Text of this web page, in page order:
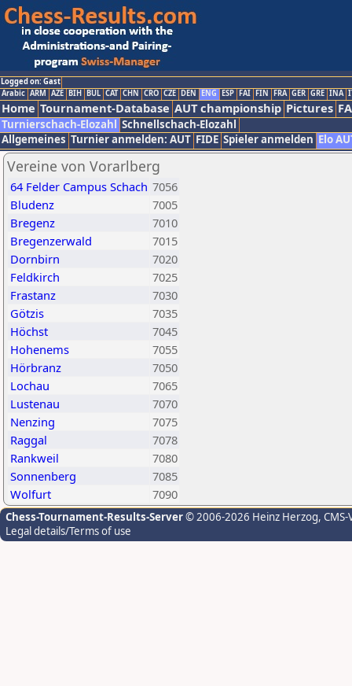
Logged on: Gast
Arabic ARM AZE BIH BUL CAT CHN CRO CZE DEN ENG ESP FAI FIN FRA GER GRE INA
Home Tournament-Database AUT championship Pictures
Turnierschach-Elozahl Schnellschach-Elozahl
Allgemeines Turnier anmelden: AUT FIDE Spieler anmelden Elo
Vereine von Vorarlberg
64 Felder Campus Schach 7056
Bludenz
7005
Bregenz
7010
Bregenzerwald
7015
Dornbirn
7020
Feldkirch
7025
Frastanz
7030
Götzis
7035
Höchst
7045
Hohenems
7055
Hörbranz
7050
Lochau
7065
Lustenau
7070
Nenzing
7075
Raggal
7078
Rankweil
7080
Sonnenberg
7085
Wolfurt
7090
Chess-Tournament-Results-Server© 2006-2026 Heinz Herzog,
Legal details/Terms of use